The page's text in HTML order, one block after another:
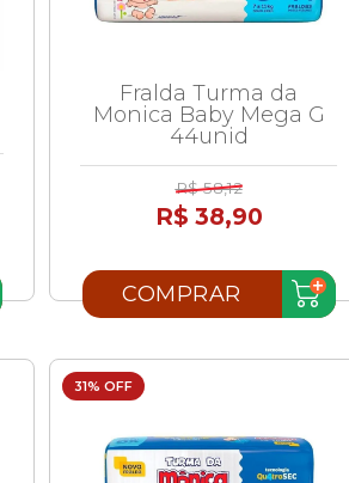
Fralda Turma da
Monica Baby Mega G
44unid
R$ 58,12
R$ 38,90
COMPRAR
31% OFF